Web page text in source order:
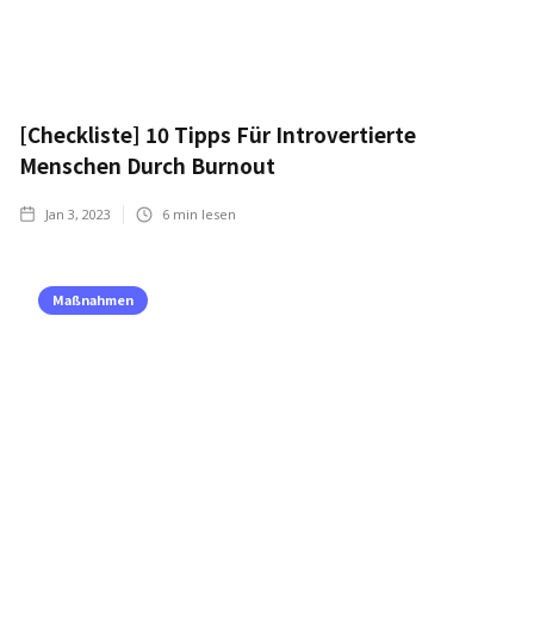
[Checkliste] 10 Tipps Für Introvertierte
Menschen Durch Burnout
Jan 3, 2023 6 min lesen
Maßnahmen